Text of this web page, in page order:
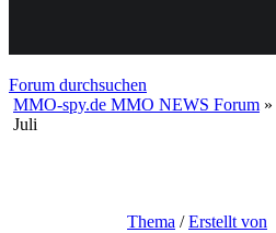
Forum durchsuchen
MMO-spy.de MMO NEWS Forum »
Juli
Thema /Erstellt von